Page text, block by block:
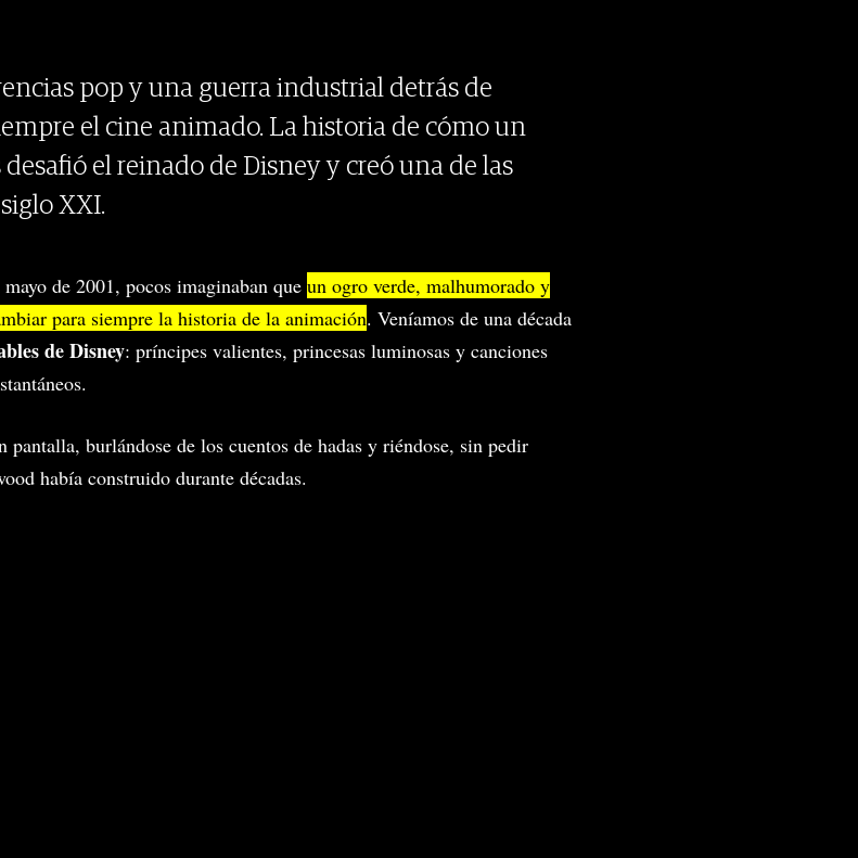
pop y una guerra industrial detrás de
el cine animado. La historia de cómo un
el reinado de Disney y creó una de las
XXI.
de 2001, pocos imaginaban que un ogro verde, malhumorado y
para siempre la historia de la animación. Veníamos de una década
de Disney: príncipes valientes, princesas luminosas y canciones
pantalla, burlándose de los cuentos de hadas y riéndose, sin pedir
había construido durante décadas.